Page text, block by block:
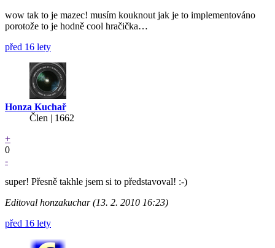
wow tak to je mazec! musím kouknout jak je to implementováno
porotože to je hodně cool hračička…
před 16 lety
Honza Kuchař
Člen | 1662
+
0
-
super! Přesně takhle jsem si to představoval! :-)
Editoval honzakuchar (13. 2. 2010 16:23)
před 16 lety